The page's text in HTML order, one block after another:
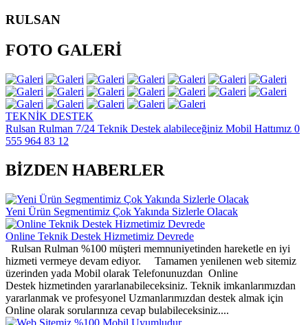
RULSAN
FOTO GALERİ
TEKNİK DESTEK
Rulsan Rulman 7/24 Teknik Destek alabileceğiniz Mobil Hattımız 0
555 964 83 12
BİZDEN HABERLER
Yeni Ürün Segmentimiz Çok Yakında Sizlerle Olacak
Online Teknik Destek Hizmetimiz Devrede
Rulsan Rulman %100 müşteri memnuniyetinden hareketle en iyi
hizmeti vermeye devam ediyor. Tamamen yenilenen web sitemiz
üzerinden yada Mobil olarak Telefonunuzdan Online
Destek hizmetinden yararlanabileceksiniz. Teknik imkanlarımızdan
yararlanmak ve profesyonel Uzmanlarımızdan destek almak için
Online olarak sorularınıza cevap bulabileceksiniz....